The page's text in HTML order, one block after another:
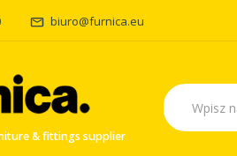
biuro@furnica.eu
& fittings supplier